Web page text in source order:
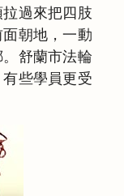
過來把四肢
朝地，一動
舒蘭市法輪
些學員更受